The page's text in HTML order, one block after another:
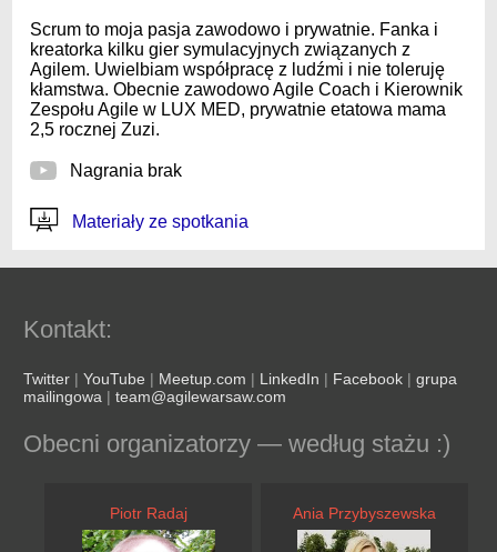
Scrum to moja pasja zawodowo i prywatnie. Fanka i
kreatorka kilku gier symulacyjnych związanych z
Agilem. Uwielbiam współpracę z ludźmi i nie toleruję
kłamstwa. Obecnie zawodowo Agile Coach i Kierownik
Zespołu Agile w LUX MED, prywatnie etatowa mama
2,5 rocznej Zuzi.
Nagrania brak
Materiały ze spotkania
Kontakt:
Twitter | YouTube | Meetup.com | LinkedIn | Facebook | grupa
mailingowa | team@agilewarsaw.com
Obecni organizatorzy — według stażu :)
Piotr Radaj Ania Przybyszewska